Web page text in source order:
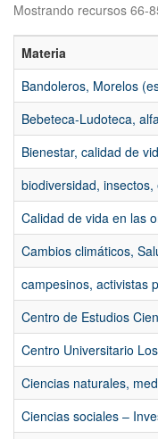
Mostrando recursos 66-
Materia
Bandoleros, Morelos
Bebeteca-Ludoteca,
Bienestar, calidad de
biodiversidad,
Calidad de vida en las
Cambios climáticos,
campesinos, activistas
Centro de Estudios
Centro Universitario
Ciencias naturales,
Ciencias sociales –